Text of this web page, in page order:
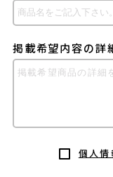
掲載希望内容の詳
個人情